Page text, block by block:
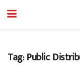
Tag:Public